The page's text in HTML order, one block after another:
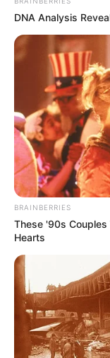
DNA Analysis
BRAINBERRIES
These '90s Couples
Hearts